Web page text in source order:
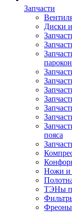
Запчасти
Диски
пояса
Ножи и
ТЭНы
Фреоны